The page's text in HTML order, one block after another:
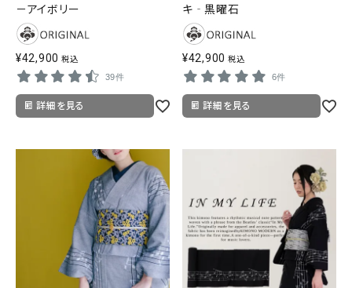
－アイボリー
¥42,900 税込
39件
詳細を見る
キ‐黒曜石
¥42,900 税込
6件
詳細を見る